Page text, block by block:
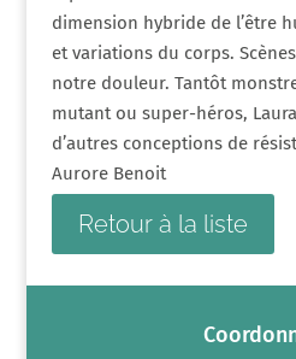
dimension hybride de l’être
et variations du corps.
notre douleur. Tantôt
mutant ou super-héros,
d’autres conceptions de
Aurore Benoit
Retour à la liste